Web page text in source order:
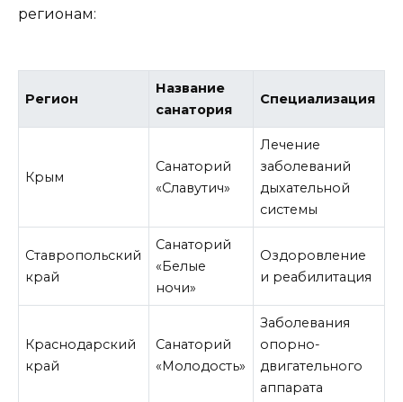
регионам:
Регион
Название
санатория
Специализация
Крым
Санаторий
«Славутич»
Лечение
заболеваний
дыхательной
системы
Ставропольский
край
Санаторий
«Белые
ночи»
Оздоровление
и реабилитация
Краснодарский
край
Санаторий
«Молодость»
Заболевания
опорно-
двигательного
аппарата